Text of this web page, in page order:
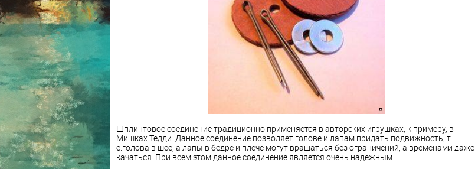
Шплинтовое соединение традиционно применяется в авторских игрушках, к примеру, в
Мишках Тедди. Данное соединение позволяет голове и лапам придать подвижность, т.
е.голова в шее, а лапы в бедре и плече могут вращаться без ограничений, а временами даже
качаться. При всем этом данное соединение является очень надежным.